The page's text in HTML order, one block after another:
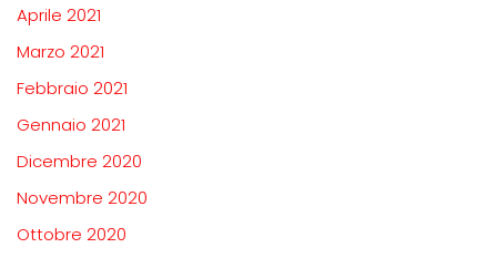
Aprile 2021
Marzo 2021
Febbraio 2021
Gennaio 2021
Dicembre 2020
Novembre 2020
Ottobre 2020